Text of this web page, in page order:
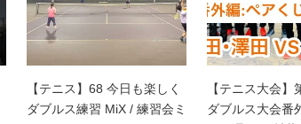
【テニス】68 今日も楽しく
ダブルス練習 MiX / 練習会ミ
【テニス大会】
ダブルス大会番